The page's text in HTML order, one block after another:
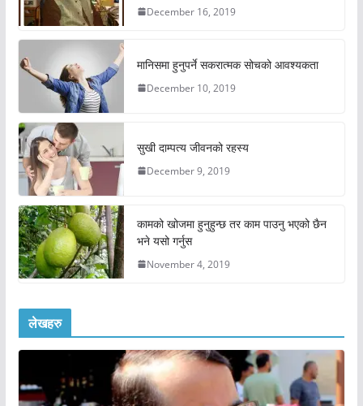
December 16, 2019
मानिसमा हुनुपर्ने सकरात्मक सोचको आवश्यकता
December 10, 2019
सुखी दाम्पत्य जीवनको रहस्य
December 9, 2019
कामको खोजमा हुनुहुन्छ तर काम पाउनु भएको छैन
भने यसो गर्नुस
November 4, 2019
लेखहरु